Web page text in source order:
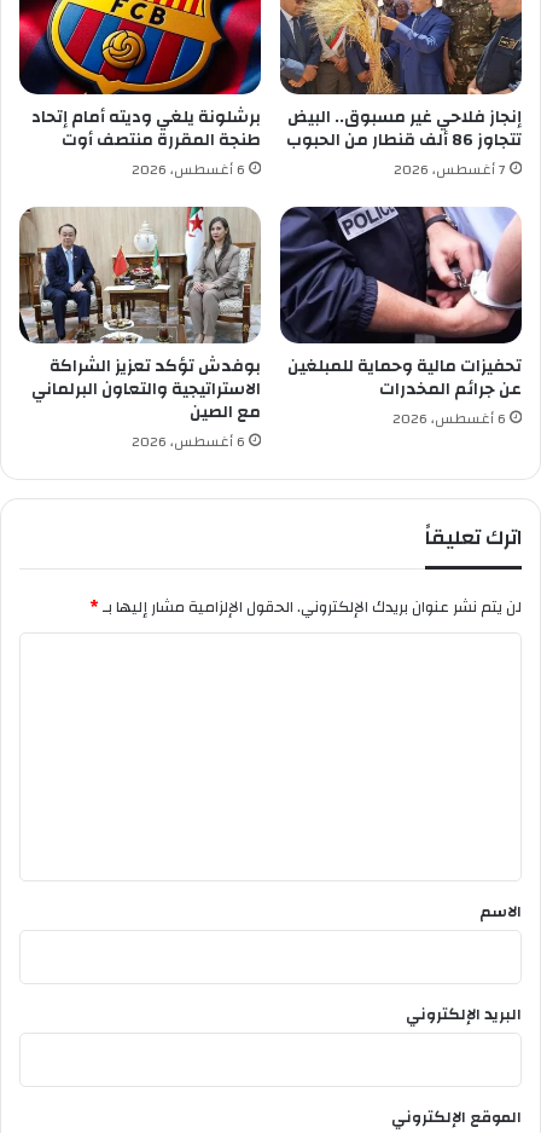
س
ت
ر
ي
و
ن
ا
ت
د
"
د
ع
ق
د
ن
ج
م
ه
إنجاز فلاحي غير مسبوق.. البيض
تتجاوز 86 ألف قنطار من الحبوب
7 أغسطس، 2026
برشلونة يلغي وديته أمام إتحاد
طنجة المقررة منتصف أوت
6 أغسطس، 2026
تحفيزات مالية وحماية للمبلغين
عن جرائم المخدرات
6 أغسطس، 2026
بوفدش تؤكد تعزيز الشراكة
الاستراتيجية والتعاون البرلماني
مع الصين
6 أغسطس، 2026
اترك تعليقاً
لن يتم نشر عنوان بريدك الإلكتروني.الحقول الإلزامية مشار إليها بـ*
*
الاسم
البريد الإلكتروني
الموقع الإلكتروني